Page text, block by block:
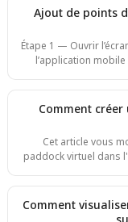
l’application
trouvez l’icône de
vous avec
Ajout de points
Étape 1 — Ouvrir l’écran
l’application
Comment
Cet article vous
paddock virtuel dans
votre troupeau sans
Depuis l'écran de la
Comment